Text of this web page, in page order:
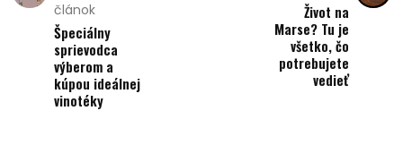
článok
Špeciálny
sprievodca
výberom a
kúpou ideálnej
vinotéky
Život na
Marse? Tu je
všetko, čo
potrebujete
vedieť